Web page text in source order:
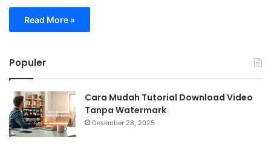
Read More »
Populer
Cara Mudah Tutorial Download Video
Tanpa Watermark
Desember 28, 2025